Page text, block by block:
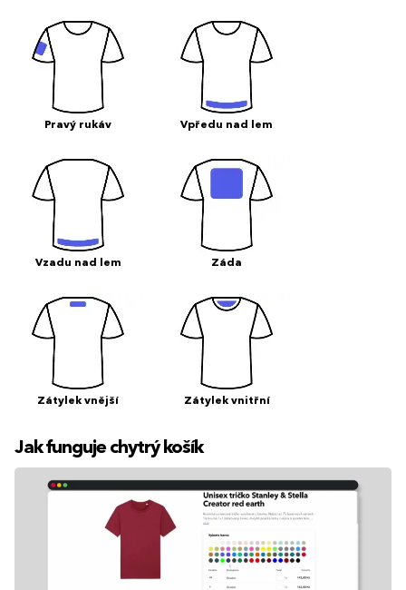
Pravý rukáv Vpředu nad lem
Vzadu nad lem Záda
Zátylek vnější Zátylek vnitřní
Jak funguje chytrý košík